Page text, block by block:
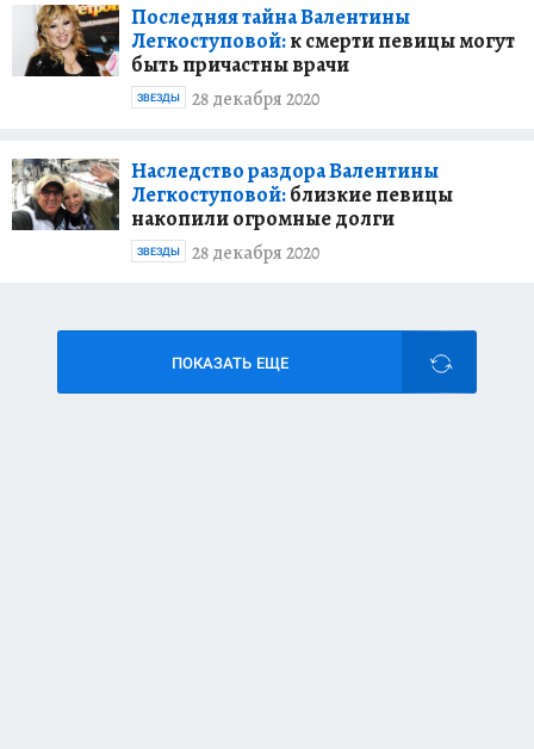
Последняя тайна Валентины
Легкоступовой:к смерти певицы могут
быть причастны врачи
28 декабря 2020
ЗВЕЗДЫ
Наследство раздора Валентины
Легкоступовой:близкие певицы
накопили огромные долги
28 декабря 2020
ЗВЕЗДЫ
ПОКАЗАТЬ ЕЩЕ